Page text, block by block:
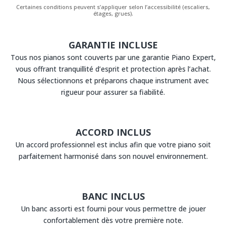
Certaines conditions peuvent s’appliquer selon l’accessibilité (escaliers,
étages, grues).
GARANTIE INCLUSE
Tous nos pianos sont couverts par une garantie Piano Expert,
vous offrant tranquillité d’esprit et protection après l’achat.
Nous sélectionnons et préparons chaque instrument avec
rigueur pour assurer sa fiabilité.
ACCORD INCLUS
Un accord professionnel est inclus afin que votre piano soit
parfaitement harmonisé dans son nouvel environnement.
BANC INCLUS
Un banc assorti est fourni pour vous permettre de jouer
confortablement dès votre première note.